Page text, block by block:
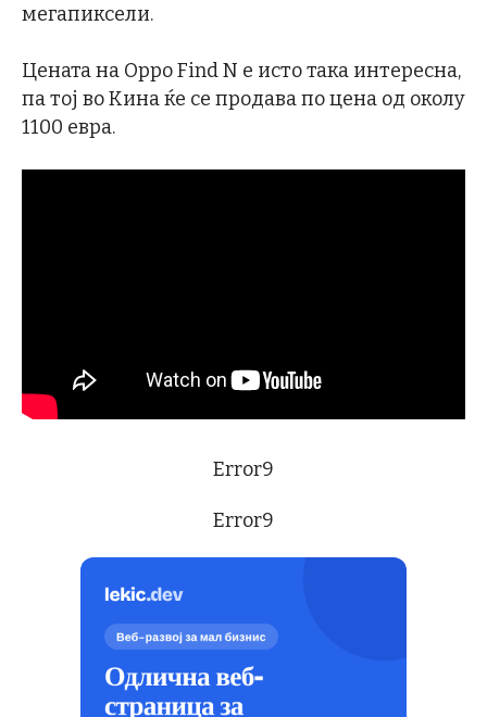
мегапиксели.
Цената на Oppo Find N е исто така интересна,
па тој во Кина ќе се продава по цена од околу
1100 евра.
Error9
Error9